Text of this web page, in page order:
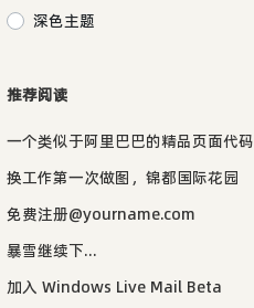
深色主题
推荐阅读
一个类似于阿里巴巴的精品页面代码
换工作第一次做图，锦都国际花园
免费注册@yourname.com
暴雪继续下...
加入 Windows Live Mail Beta